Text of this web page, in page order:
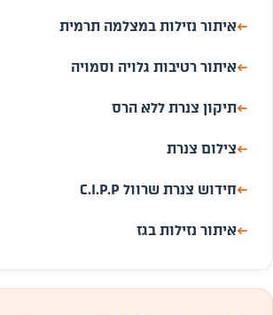
←איתור נזילות במצלמה תרמית
←איתור רטיבות גלויה וסמויה
←תיקון צנרת ללא הרס
←צילום צנרת
←חידוש צנרת שרוול C.I.P.P
←איתור נזילות בגז